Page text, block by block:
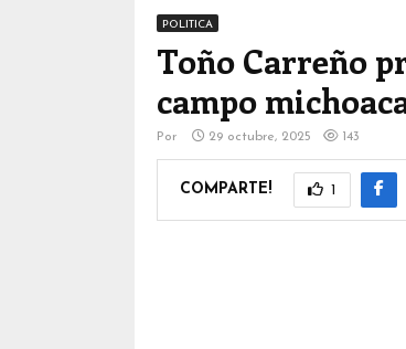
POLITICA
Toño Carreño
campo
Por 29 octubre, 2025 143
COMPARTE! 1